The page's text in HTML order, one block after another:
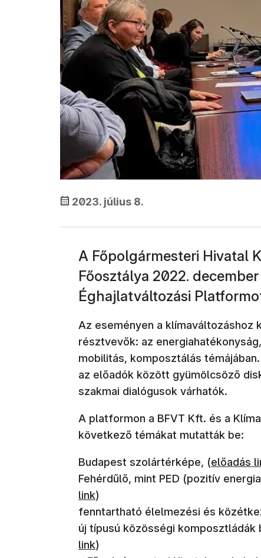
2023. július 8.
​A Főpolgármesteri Hivatal
Főosztálya 2022.
Éghajlatváltozási
Az eseményen a
résztvevők: az
mobilitás, komposztálás
az előadók között gyümölcsöző
szakmai dialógusok várhatók.
A platformon a BFVT Kft. és a
következő témákat mutatták be:
Budapest szolártérképe, ((új
előadás
Fehérdűlő, mint PED (pozitív
link​)
fenntartható élelmezési és
új típusú közösségi
link​)